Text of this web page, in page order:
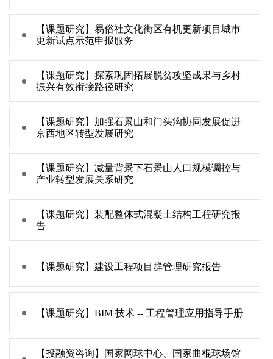
【课题研究】易俗社文化街区有机更新项目城市
更新试点示范申报服务
【课题研究】探索巩固拓展脱贫攻坚成果与乡村
振兴有效衔接路径研究
【课题研究】加强石景山和门头沟协同发展促进
京西地区转型发展研究
【课题研究】减量背景下石景山人口规模调控与
产业转型发展关系研究
【课题研究】装配整体式混凝土结构工程研究报
告
【课题研究】建设工程项目群管理研究报告
【课题研究】BIM 技术 -- 工程管理应用指导手册
【投融资咨询】国家网球中心、国家曲棍球场馆